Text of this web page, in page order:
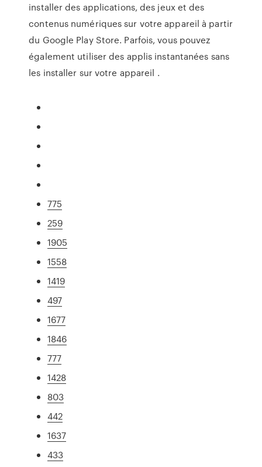
installer des applications, des jeux et des
contenus numériques sur votre appareil à partir
du Google Play Store. Parfois, vous pouvez
également utiliser des applis instantanées sans
les installer sur votre appareil .
775
259
1905
1558
1419
497
1677
1846
777
1428
803
442
1637
433